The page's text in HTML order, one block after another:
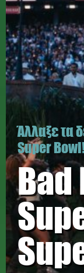
Άλλαξε τα
Super
Bad